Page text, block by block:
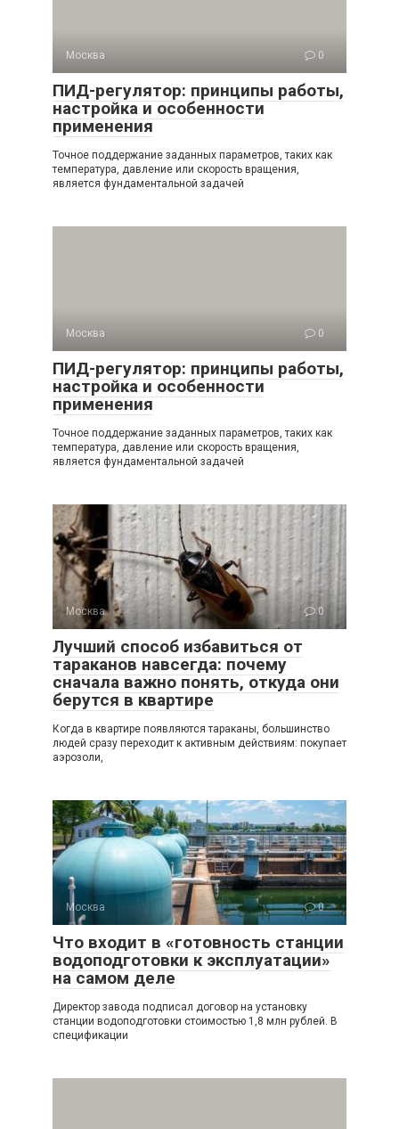
Москва 0
ПИД-регулятор: принципы работы,
настройка и особенности
применения
Точное поддержание заданных параметров, таких как
температура, давление или скорость вращения,
является фундаментальной задачей
Москва 0
ПИД-регулятор: принципы работы,
настройка и особенности
применения
Точное поддержание заданных параметров, таких как
температура, давление или скорость вращения,
является фундаментальной задачей
Москва 0
Лучший способ избавиться от
тараканов навсегда: почему
сначала важно понять, откуда они
берутся в квартире
Когда в квартире появляются тараканы, большинство
людей сразу переходит к активным действиям: покупает
аэрозоли,
Москва 0
Что входит в «готовность станции
водоподготовки к эксплуатации»
на самом деле
Директор завода подписал договор на установку
станции водоподготовки стоимостью 1,8 млн рублей. В
спецификации